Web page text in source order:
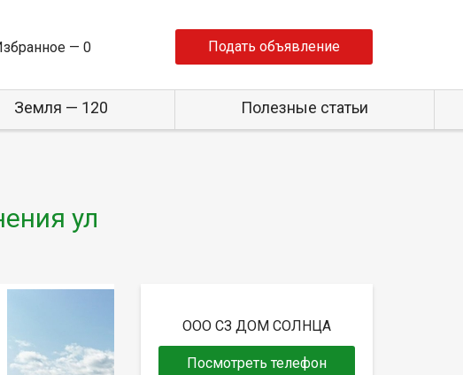
— 0 Подать объявление
Земля — 120 Полезные статьи
ул
ООО СЗ ДОМ СОЛНЦА
Посмотреть телефон